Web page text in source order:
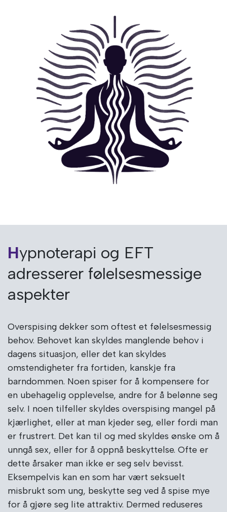
Hypnoterapi og EFT
adresserer følelsesmessige
aspekter
Overspising dekker som oftest et følelsesmessig
behov. Behovet kan skyldes manglende behov i
dagens situasjon, eller det kan skyldes
omstendigheter fra fortiden, kanskje fra
barndommen. Noen spiser for å kompensere for
en ubehagelig opplevelse, andre for å belønne seg
selv. I noen tilfeller skyldes overspising mangel på
kjærlighet, eller at man kjeder seg, eller fordi man
er frustrert. Det kan til og med skyldes ønske om å
unngå sex, eller for å oppnå beskyttelse. Ofte er
dette årsaker man ikke er seg selv bevisst.
Eksempelvis kan en som har vært seksuelt
misbrukt som ung, beskytte seg ved å spise mye
for å gjøre seg lite attraktiv. Dermed reduseres